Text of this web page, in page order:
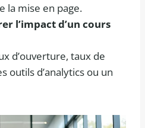
la mise en page.
l’impact d’un cours
d’ouverture, taux de
outils d’analytics ou un